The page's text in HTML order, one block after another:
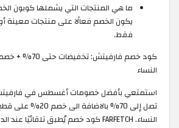
ما هي المنتجات التي يشملها كوبون
يكون الخصم فعالًا على منتجات معينة
فقط.
النساء
استمتعي بأفضل خصومات أغسطس في
تصل إلى 70% بالاضافة
النساء. FARFETCH كود خصم يُطبق تلقائيًا عند الدفع.